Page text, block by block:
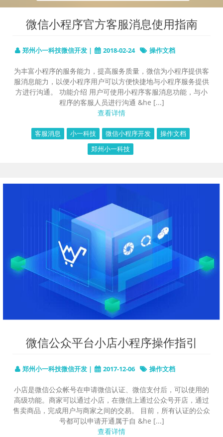
微信小程序官方客服消息使用指南
郑州小一科技微信开发 | 2018-02-24 操作文档
为丰富小程序的服务能力，提高服务质量，微信为小程序提供客
服消息能力，以便小程序用户可以方便快捷地与小程序服务提供
方进行沟通。 功能介绍 用户可使用小程序客服消息功能，与小
程序的客服人员进行沟通 &he [...]
查看详情
客服消息 小一科技 微信小程序开发
操作文档
郑州小一科技
微信公众平台小店小程序操作指引
郑州小一科技微信开发 | 2017-12-06 操作文档
小店是微信公众帐号在申请微信认证、微信支付后，可以使用的
高级功能。商家可以通过小店，在微信上通过公众号开店，通过
售卖商品，完成用户与商家之间的交易。 目前，所有认证的公众
号都可以申请开通属于自 &he [...]
查看详情